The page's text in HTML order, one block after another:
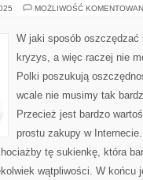
MOŻLIWOŚĆ
W jaki sposób
kryzys, a więc raczej nie
Polki poszukują
wcale nie musimy tak
Przecież jest bardzo
prostu zakupy w
tę sukienkę, która
wątpliwości. W